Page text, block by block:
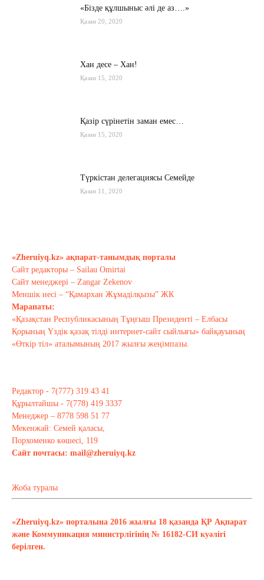
«Бізде құлшыныс әлі де аз….»
Қазан 20, 2020
Хан десе – Хан!
Қазан 15, 2020
Қазір сүрінетін заман емес…
Қазан 15, 2020
Түркістан делегациясы Семейде
Қазан 11, 2020
Қазан 10, 2020
Тағы оқу
«Zheruiyq.kz» ақпарат-танымдық порталы
Сайт редакторы – Sailau Omirtai
Сайт менеджері – Zangar Zekenov
Меншік иесі – “Қамархан Жұмаділқызы” ЖК
Марапаты:
«Қазақстан Республикасының Тұңғыш Президенті – Елбасы
Қорының Үздік қазақ тілді интернет-сайт сыйлығы» байқауының
«Өткір тіл» аталымының 2017 жылғы жеңімпазы.
Редактор - 7(777) 319 43 41
Құрылтайшы - 7(778) 419 3337
Менеджер – 8778 598 51 77
Мекенжай: Семей қаласы,
Порхоменко көшесі, 119
Сайт почтасы: mail@zheruiyq.kz
Жоба туралы
«Zheruiyq.kz» порталына 2016 жылғы 18 қазанда ҚР Ақпарат
және Коммуникация министрлігінің № 16182-СИ куәлігі
берілген.